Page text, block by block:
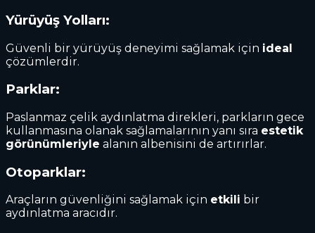
Yürüyüş Yolları:
Güvenli bir yürüyüş deneyimi sağlamak için ideal
çözümlerdir.
Parklar:
Paslanmaz çelik aydınlatma direkleri, parkların gece
kullanmasına olanak sağlamalarının yanı sıra estetik
görünümleriyle alanın albenisini de artırırlar.
Otoparklar:
Araçların güvenliğini sağlamak için etkili bir
aydınlatma aracıdır.